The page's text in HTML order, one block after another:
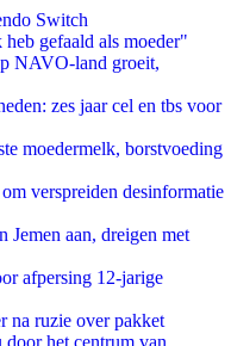
Switch
gefaald als moeder"
NAVO-land groeit,
zes jaar cel en tbs voor
moedermelk, borstvoeding
verspreiden desinformatie
Jemen aan, dreigen met
afpersing 12-jarige
na ruzie over pakket
het centrum van